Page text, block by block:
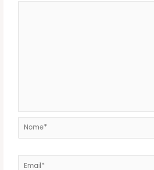
Nome*
Email*